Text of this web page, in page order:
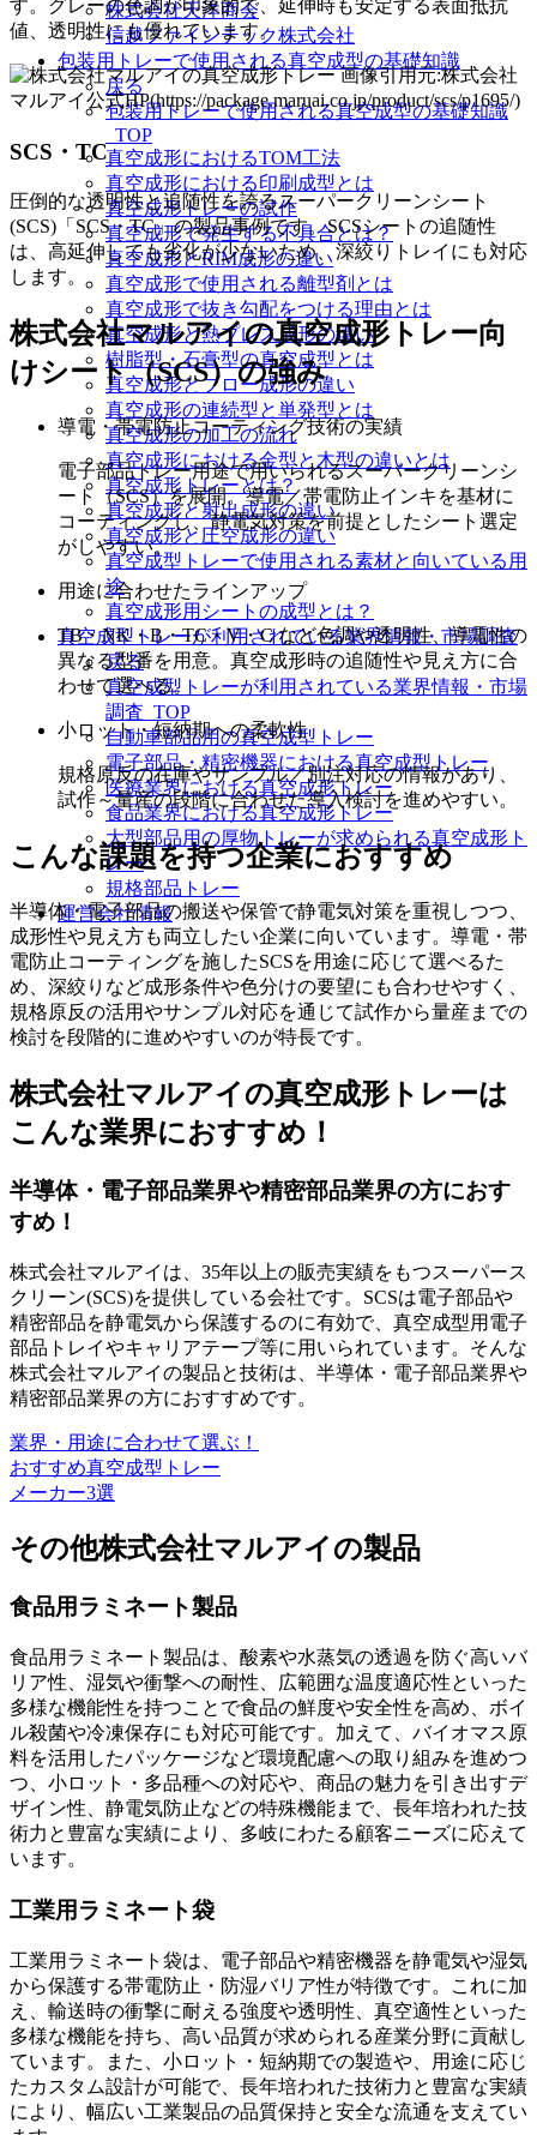
株式会社天洋商会
信越ファインテック株式会社
包装用トレーで使用される真空成型の基礎知識
戻る
包装用トレーで使用される真空成型の基礎知識
_TOP
真空成形におけるTOM工法
真空成形における印刷成型とは
真空成形トレーの試作
真空成形で発生する不具合とは？
真空成形とRIM成形の違い
真空成形で使用される離型剤とは
真空成形で抜き勾配をつける理由とは
真空成形と熱プレス成形の違い
樹脂型・石膏型の真空成型とは
真空成形とブロー成形の違い
真空成形の連続型と単発型とは
真空成形の加工の流れ
真空成形における金型と木型の違いとは
真空成形トレーとは？
真空成形と射出成形の違い
真空成形と圧空成形の違い
真空成型トレーで使用される素材と向いている用
途
真空成形用シートの成型とは？
真空成型トレーが利用されている業界情報・市場調査
戻る
真空成型トレーが利用されている業界情報・市場
調査_TOP
自動車部品用の真空成型トレー
電子部品・精密機器における真空成型トレー
医療業界における真空成形トレー
食品業界における真空成形トレー
大型部品用の厚物トレーが求められる真空成形ト
レー
規格部品トレー
運営会社情報
す。グレーの色調が印象的で、延伸時も安定する表面抵抗
値、透明性にも優れています。
画像引用元:株式会社
マルアイ公式HP(https://package.maruai.co.jp/product/scs/p1695/)
SCS・TC
圧倒的な透明性と追随性を誇るスーパークリーンシート
(SCS)「SCS・TC」の製品事例です。SCSシートの追随性
は、高延伸しても劣化が少ないため、深絞りトレイにも対応
します。
株式会社マルアイの真空成形トレー向
けシート（SCS）の強み
導電・帯電防止コーティング技術の実績
電子部品トレー用途で用いられるスーパークリーンシ
ート（SCS）を展開。導電／帯電防止インキを基材に
コーティングし、静電気対策を前提としたシート選定
がしやすい。
用途に合わせたラインアップ
TB・NK・B・TC・V・C など色調や透明性、導電性の
異なる型番を用意。真空成形時の追随性や見え方に合
わせて選べる。
小ロット・短納期への柔軟性
規格原反の在庫やサンプル／別注対応の情報があり、
試作～量産の段階に合わせた導入検討を進めやすい。
こんな課題を持つ企業におすすめ
半導体・電子部品の搬送や保管で静電気対策を重視しつつ、
成形性や見え方も両立したい企業に向いています。導電・帯
電防止コーティングを施したSCSを用途に応じて選べるた
め、深絞りなど成形条件や色分けの要望にも合わせやすく、
規格原反の活用やサンプル対応を通じて試作から量産までの
検討を段階的に進めやすいのが特長です。
株式会社マルアイの真空成形トレーは
こんな業界におすすめ！
半導体・電子部品業界や精密部品業界の方におす
すめ！
株式会社マルアイは、 35年以上の販売実績をもつスーパース
クリーン(SCS)を提供している会社です。SCSは電子部品や
精密部品を静電気から保護するのに有効で、真空成型用電子
部品トレイやキャリアテープ等に用いられています。そんな
株式会社マルアイの製品と技術は、 半導体・電子部品業界や
精密部品業界の方におすすめです。
業界・用途に合わせて選ぶ！
おすすめ真空成型トレー
メーカー3選
その他株式会社マルアイの製品
食品用ラミネート製品
食品用ラミネート製品は、酸素や水蒸気の透過を防ぐ高いバ
リア性、湿気や衝撃への耐性、広範囲な温度適応性といった
多様な機能性を持つことで食品の鮮度や安全性を高め、ボイ
ル殺菌や冷凍保存にも対応可能です。加えて、バイオマス原
料を活用したパッケージなど環境配慮への取り組みを進めつ
つ、小ロット・多品種への対応や、商品の魅力を引き出すデ
ザイン性、静電気防止などの特殊機能まで、長年培われた技
術力と豊富な実績により、多岐にわたる顧客ニーズに応えて
います。
工業用ラミネート袋
工業用ラミネート袋は、電子部品や精密機器を静電気や湿気
から保護する帯電防止・防湿バリア性が特徴です。これに加
え、輸送時の衝撃に耐える強度や透明性、真空適性といった
多様な機能を持ち、高い品質が求められる産業分野に貢献し
ています。また、小ロット・短納期での製造や、用途に応じ
たカスタム設計が可能で、長年培われた技術力と豊富な実績
により、幅広い工業製品の品質保持と安全な流通を支えてい